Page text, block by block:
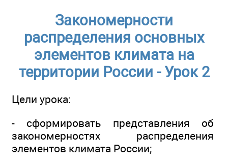
Закономерности
распределения основных
элементов климата на
территории России - Урок 2
Цели урока:
- сформировать представления об
закономерностях распределения
элементов климата России;